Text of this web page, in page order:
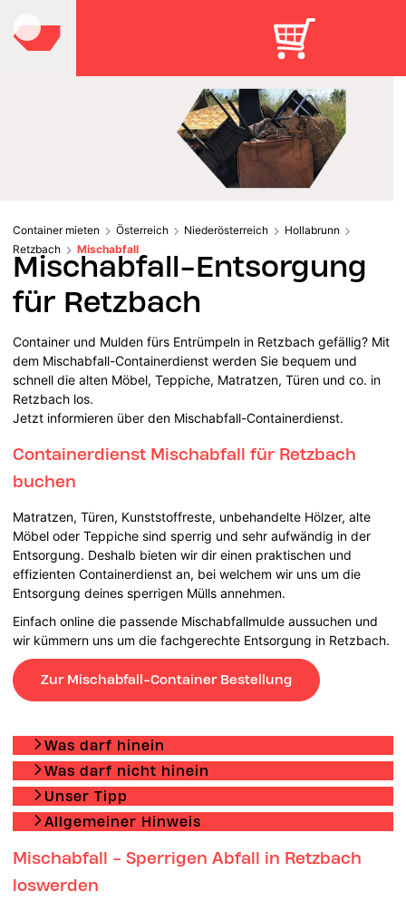
Container mieten Österreich Niederösterreich
Hollabrunn
Retzbach
Mischabfall
Mischabfall-Entsorgung
für Retzbach
Container und Mulden fürs Entrümpeln in Retzbach gefällig? Mit
dem Mischabfall-Containerdienst werden Sie bequem und
schnell die alten Möbel, Teppiche, Matratzen, Türen und co. in
Retzbach los.
Jetzt informieren über den Mischabfall-Containerdienst.
Containerdienst Mischabfall für Retzbach
buchen
Matratzen, Türen, Kunststoffreste, unbehandelte Hölzer, alte
Möbel oder Teppiche sind sperrig und sehr aufwändig in der
Entsorgung. Deshalb bieten wir dir einen praktischen und
effizienten Containerdienst an, bei welchem wir uns um die
Entsorgung deines sperrigen Mülls annehmen.
Einfach online die passende Mischabfallmulde aussuchen und
wir kümmern uns um die fachgerechte Entsorgung in Retzbach.
Zur Mischabfall-Container Bestellung
Was darf hinein
Was darf nicht hinein
Unser Tipp
Allgemeiner Hinweis
Mischabfall - Sperrigen Abfall in Retzbach
loswerden